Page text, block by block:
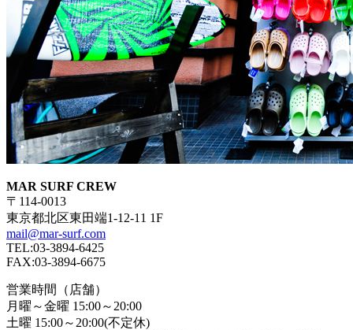
MAR SURF CREW
〒114-0013
東京都北区東田端1-12-11 1F
mail@mar-surf.com
TEL:03-3894-6425
FAX:03-3894-6675
営業時間（店舗）
月曜～金曜 15:00～20:00
土曜 15:00～20:00(不定休)